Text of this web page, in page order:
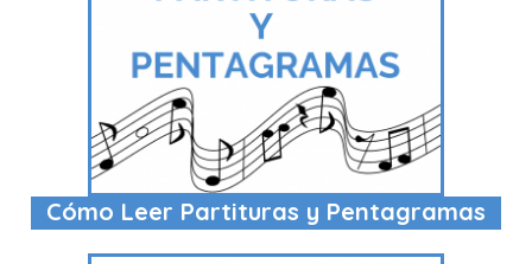
Cómo Leer Partituras y Pentagramas